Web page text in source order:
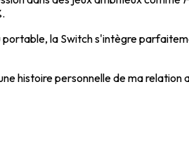
la Switch s'intègre
histoire personnelle de ma relation